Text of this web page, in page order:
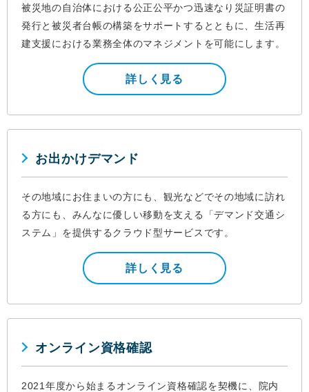
被災地の自治体における公正公平かつ迅速なり災証明書の
発行と被災者台帳の構築をサポートするとともに、生活再
建支援における業務全体のマネジメントを可能にします。
詳しく見る
お出かけデマンド
その地域にお住まいの方にも、観光などでその地域に訪れ
る方にも、みんなに優しい移動を支える「デマンド交通シ
ステム」を提供するクラウド型サービスです。
詳しく見る
オンライン資格確認
2021年度から始まるオンライン資格確認を契機に、院内